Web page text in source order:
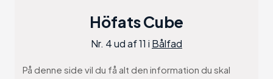
Höfats Cube
Nr. 4 ud af 11 i Bålfad
På denne side vil du få alt den information du skal